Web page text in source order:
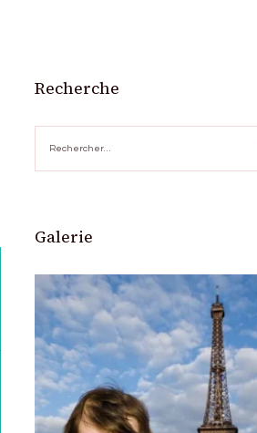
Recherche
Galerie